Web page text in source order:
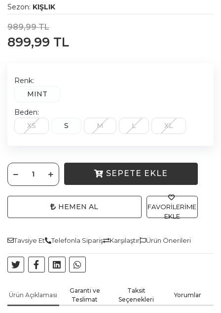
Sezon: KIŞLIK
989,99 TL
899,99 TL
Renk:
MINT
Beden:
XS
S M L XL
SEPETE EKLE
HEMEN AL
FAVORILERIME
EKLE
Tavsiye Et Telefonla Sipariş Karşılaştır Ürün Önerileri
Ürün Açıklaması
Garanti ve
Teslimat
Taksit
Seçenekleri
Yorumlar